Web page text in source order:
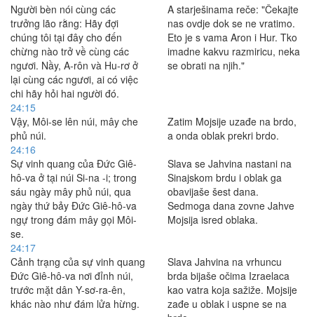
Người bèn nói cùng các
trưởng lão rằng: Hãy đợi
chúng tôi tại đây cho đến
chừng nào trở về cùng các
ngươi. Nầy, A-rôn và Hu-rơ ở
lại cùng các ngươi, ai có việc
chi hãy hỏi hai người đó.
A starješinama reče: "Čekajte
nas ovdje dok se ne vratimo.
Eto je s vama Aron i Hur. Tko
imadne kakvu razmiricu, neka
se obrati na njih."
24:15
Vậy, Môi-se lên núi, mây che
phủ núi.
Zatim Mojsije uzađe na brdo,
a onda oblak prekri brdo.
24:16
Sự vinh quang của Ðức Giê-
hô-va ở tại núi Si-na -i; trong
sáu ngày mây phủ núi, qua
ngày thứ bảy Ðức Giê-hô-va
ngự trong đám mây gọi Môi-
se.
Slava se Jahvina nastani na
Sinajskom brdu i oblak ga
obavijaše šest dana.
Sedmoga dana zovne Jahve
Mojsija isred oblaka.
24:17
Cảnh trạng của sự vinh quang
Ðức Giê-hô-va nơi đỉnh núi,
trước mặt dân Y-sơ-ra-ên,
khác nào như đám lửa hừng.
Slava Jahvina na vrhuncu
brda bijaše očima Izraelaca
kao vatra koja sažiže. Mojsije
zađe u oblak i uspne se na